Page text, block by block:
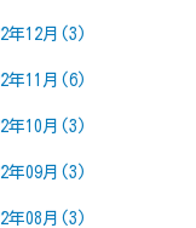
年12月(3)
年11月(6)
年10月(3)
年09月(3)
年08月(3)